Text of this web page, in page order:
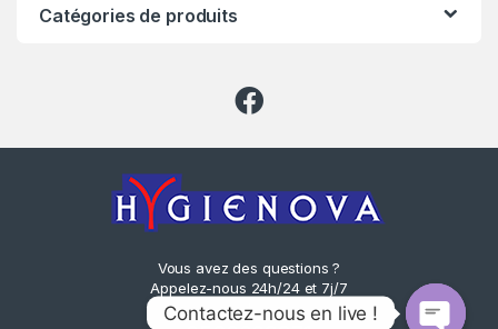
Catégories de produits
Vous avez des questions ?
Appelez-nous 24h/24 et 7j/7
!
Contactez-nous en live !